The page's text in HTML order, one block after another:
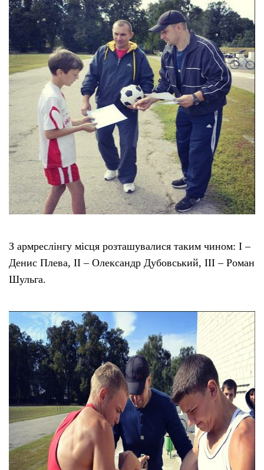
З армреслінгу місця розташувалися таким чином: І –
Денис Плева, ІІ – Олександр Дубовський, ІІІ – Роман
Шульга.